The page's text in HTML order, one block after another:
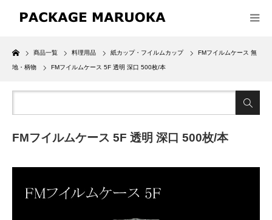
Home
商品一覧 料理用品 紙カップ・フイルムカップ FMフイルムケース 無
地・柄物 FMフイルムケース 5F 透明 深口 500枚/本
FMフイルムケース 5F 透明 深口 500枚/本